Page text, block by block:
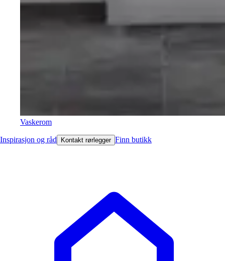
Vaskerom
Inspirasjon og råd Kontakt rørlegger Finn butikk